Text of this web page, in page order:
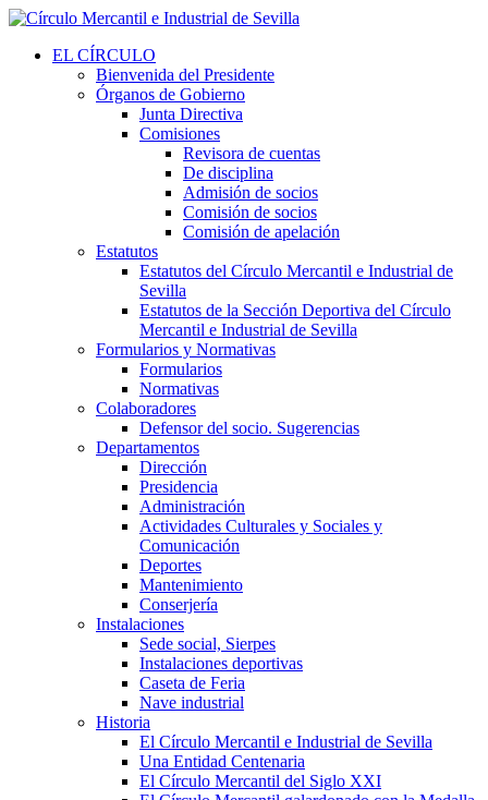
EL CÍRCULO
Bienvenida del Presidente
Órganos de Gobierno
Junta Directiva
Comisiones
Revisora de cuentas
De disciplina
Admisión de socios
Comisión de socios
Comisión de apelación
Estatutos
Estatutos del Círculo Mercantil e Industrial de
Sevilla
Estatutos de la Sección Deportiva del Círculo
Mercantil e Industrial de Sevilla
Formularios y Normativas
Formularios
Normativas
Colaboradores
Defensor del socio. Sugerencias
Departamentos
Dirección
Presidencia
Administración
Actividades Culturales y Sociales y
Comunicación
Deportes
Mantenimiento
Conserjería
Instalaciones
Sede social, Sierpes
Instalaciones deportivas
Caseta de Feria
Nave industrial
Historia
El Círculo Mercantil e Industrial de Sevilla
Una Entidad Centenaria
El Círculo Mercantil del Siglo XXI